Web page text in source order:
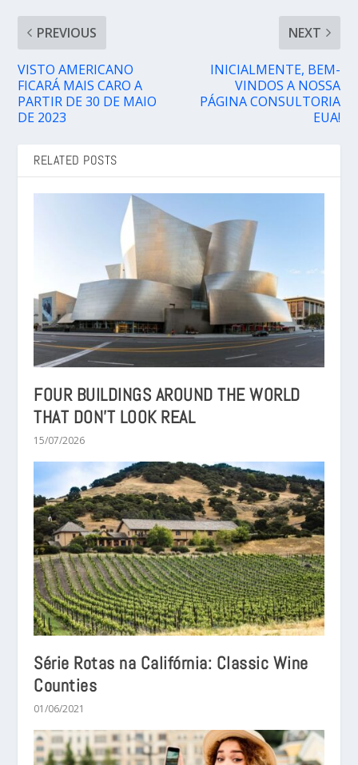
PREVIOUS
VISTO AMERICANO
FICARÁ MAIS CARO A
PARTIR DE 30 DE MAIO
DE 2023
NEXT
INICIALMENTE, BEM-
VINDOS A NOSSA
PÁGINA CONSULTORIA
EUA!
RELATED POSTS
FOUR BUILDINGS AROUND THE WORLD
THAT DON’T LOOK REAL
15/07/2026
Série Rotas na Califórnia: Classic Wine
Counties
01/06/2021